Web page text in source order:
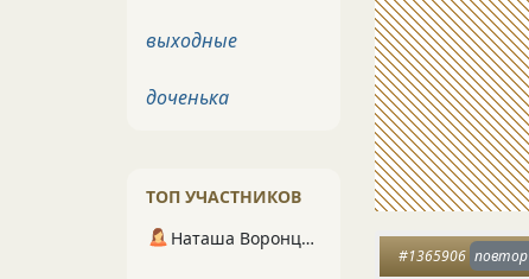
#1365906 повтор
выходные
доченька
ТОП УЧАСТНИКОВ
Наташа Воронцова